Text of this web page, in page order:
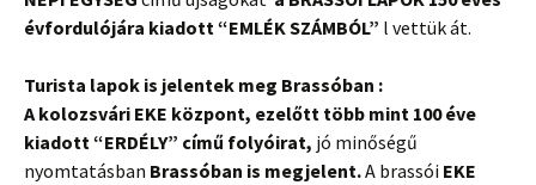
évfordulójára kiadott “EMLÉK SZÁMBÓL” l vettük át.
Turista lapok is jelentek meg Brassóban :
A kolozsvári EKE központ, ezelőtt több mint 100 éve
kiadott “ERDÉLY” című folyóirat, jó minőségű
nyomtatásban Brassóban is megjelent.A brassói EKE